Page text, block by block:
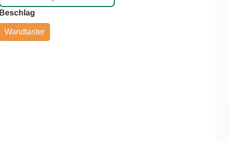
Beschlag
Wandtaster